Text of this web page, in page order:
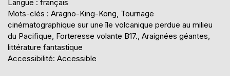
Langue : français
Mots-clés : Aragno-King-Kong, Tournage
cinématographique sur une île volcanique perdue au milieu
du Pacifique, Forteresse volante B17., Araignées géantes,
littérature fantastique
Accessibilité: Accessible